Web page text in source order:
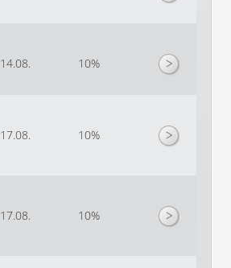
14.08. 10%
17.08. 10%
17.08. 10%